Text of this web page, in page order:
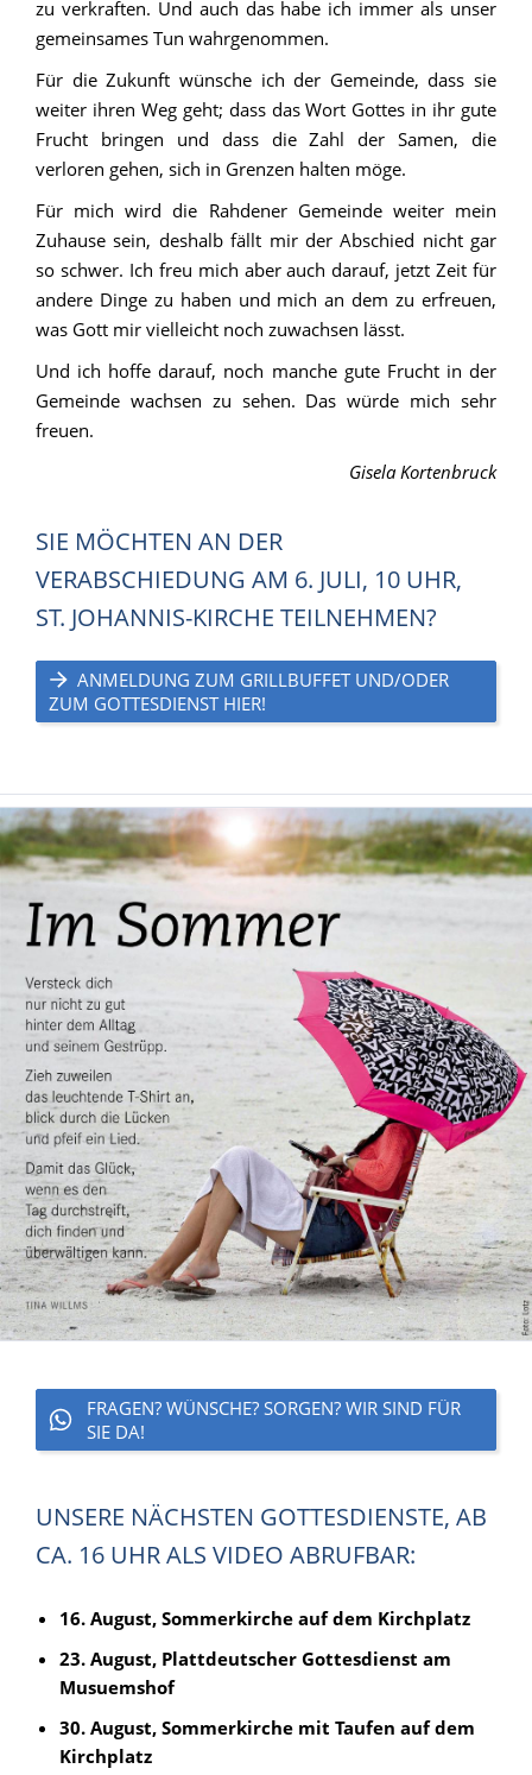
zu verkraften. Und auch das habe ich immer als unser
gemeinsames Tun wahrgenommen.
Für die Zukunft wünsche ich der Gemeinde, dass sie
weiter ihren Weg geht; dass das Wort Gottes in ihr gute
Frucht bringen und dass die Zahl der Samen, die
verloren gehen, sich in Grenzen halten möge.
Für mich wird die Rahdener Gemeinde weiter mein
Zuhause sein, deshalb fällt mir der Abschied nicht gar
so schwer. Ich freu mich aber auch darauf, jetzt Zeit für
andere Dinge zu haben und mich an dem zu erfreuen,
was Gott mir vielleicht noch zuwachsen lässt.
Und ich hoffe darauf, noch manche gute Frucht in der
Gemeinde wachsen zu sehen. Das würde mich sehr
freuen.
Gisela Kortenbruck
SIE MÖCHTEN AN DER
VERABSCHIEDUNG AM 6. JULI, 10 UHR,
ST. JOHANNIS-KIRCHE TEILNEHMEN?
ANMELDUNG ZUM GRILLBUFFET UND/ODER
ZUM GOTTESDIENST HIER!
FRAGEN? WÜNSCHE? SORGEN? WIR SIND FÜR
SIE DA!
UNSERE NÄCHSTEN GOTTESDIENSTE, AB
CA. 16 UHR ALS VIDEO ABRUFBAR:
16. August, Sommerkirche auf dem Kirchplatz
23. August, Plattdeutscher Gottesdienst am
Musuemshof
30. August, Sommerkirche mit Taufen auf dem
Kirchplatz